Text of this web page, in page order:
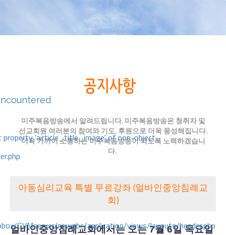
property 'airticle_title_image' of non-object
GVMserver/newgbc/application/views/layouts/header.php
미주복음방송에서 알려드립니다. 미주복음방송은 청취자 및
선교회원 여러분의 참여와 기도, 후원으로 더욱 풍성해집니다.
더욱 가까이 소통하는 미주복음방송이 되도록 노력하겠습니
다.
아동심리교육 특별 무료강좌 (얼바인중앙침례교
회)
얼바인중앙침례교회에서는 오는7월 6일 목요일